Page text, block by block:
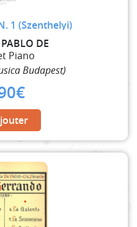
1 (Szenthelyi)
DE
Piano
Budapest)
€